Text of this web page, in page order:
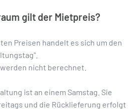
gilt der Mietpreis?
Preisen handelt es sich um den
nicht berechnet.
ist an einem Samstag. Sie
und die Rücklieferung erfolgt